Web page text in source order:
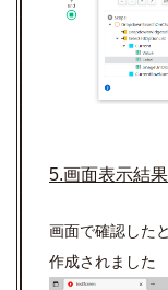
5.画面表示結果
画面で確認した
作成されました